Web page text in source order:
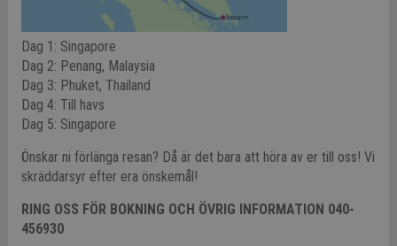
Dag 1: Singapore
Dag 2: Penang, Malaysia
Dag 3: Phuket, Thailand
Dag 4: Till havs
Dag 5: Singapore
Önskar ni förlänga resan? Då är det bara att höra av er till oss! Vi
skräddarsyr efter era önskemål!
RING OSS FÖR BOKNING OCH ÖVRIG INFORMATION 040-
456930